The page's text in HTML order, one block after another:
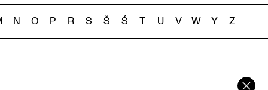
N O P R S Š Ś T U V W Y Z